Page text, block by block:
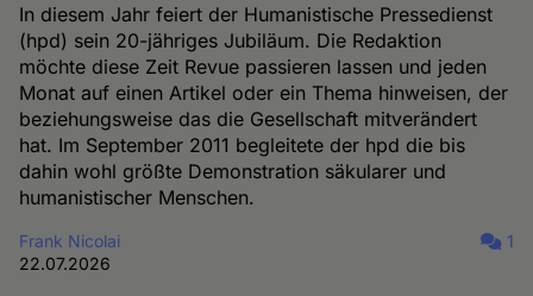
In diesem Jahr feiert der Humanistische Pressedienst
(hpd) sein 20-jähriges Jubiläum. Die Redaktion
möchte diese Zeit Revue passieren lassen und jeden
Monat auf einen Artikel oder ein Thema hinweisen, der
beziehungsweise das die Gesellschaft mitverändert
hat. Im September 2011 begleitete der hpd die bis
dahin wohl größte Demonstration säkularer und
humanistischer Menschen.
Frank Nicolai
22.07.2026
1